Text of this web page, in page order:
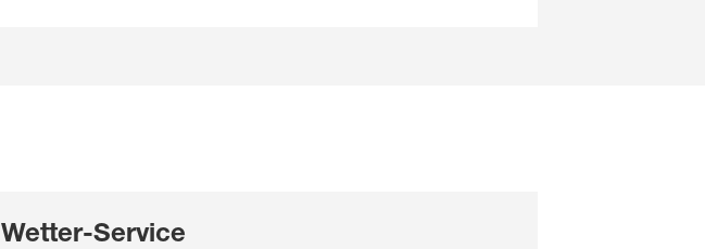
Wetter-Service